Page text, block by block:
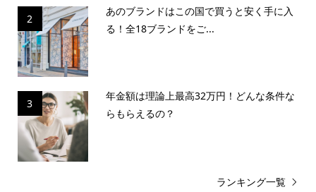
2
あのブランドはこの国で買うと安く手に入
る！全18ブランドをご...
3
年金額は理論上最高32万円！どんな条件な
らもらえるの？
ランキング一覧